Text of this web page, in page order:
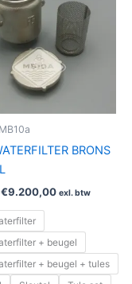
BRONS
€9.200,00
€9.200,00
exl. btw
+ beugel
+ beugel + tules
op